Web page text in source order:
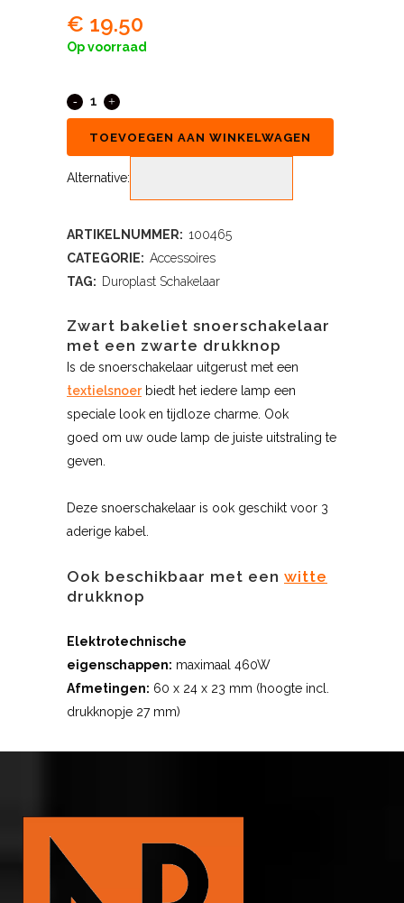
€ 19.50
Op voorraad
TOEVOEGEN AAN WINKELWAGEN
Alternative:
ARTIKELNUMMER: 100465
CATEGORIE: Accessoires
TAG: Duroplast Schakelaar
Zwart bakeliet snoerschakelaar
met een zwarte drukknop
Is de snoerschakelaar uitgerust met een
textielsnoerbiedt het iedere lamp een
speciale look en tijdloze charme. Ook
goed om uw oude lamp de juiste uitstraling te
geven.
Deze snoerschakelaar is ook geschikt voor 3
aderige kabel.
Ook beschikbaar met een witte
drukknop
Elektrotechnische
eigenschappen: maximaal 460W
Afmetingen: 60 x 24 x 23 mm (hoogte incl.
drukknopje 27 mm)